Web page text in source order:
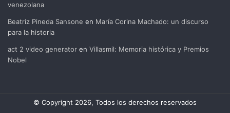
venezolana
Beatriz Pineda Sansone en María Corina Machado: un discurso
para la historia
act 2 video generator en Villasmil: Memoria histórica y Premios
Nobel
© Copyright 2026, Todos los derechos reservados